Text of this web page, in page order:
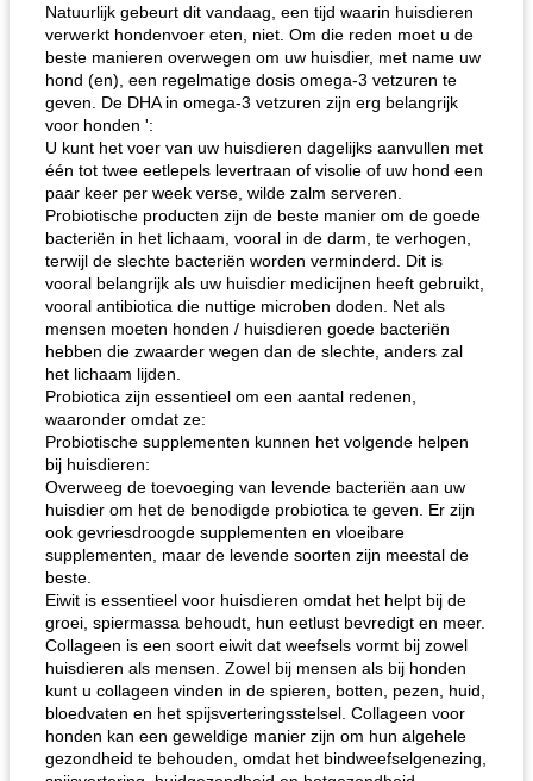
Natuurlijk gebeurt dit vandaag, een tijd waarin huisdieren
verwerkt hondenvoer eten, niet. Om die reden moet u de
beste manieren overwegen om uw huisdier, met name uw
hond (en), een regelmatige dosis omega-3 vetzuren te
geven. De DHA in omega-3 vetzuren zijn erg belangrijk
voor honden ':
U kunt het voer van uw huisdieren dagelijks aanvullen met
één tot twee eetlepels levertraan of visolie of uw hond een
paar keer per week verse, wilde zalm serveren.
Probiotische producten zijn de beste manier om de goede
bacteriën in het lichaam, vooral in de darm, te verhogen,
terwijl de slechte bacteriën worden verminderd. Dit is
vooral belangrijk als uw huisdier medicijnen heeft gebruikt,
vooral antibiotica die nuttige microben doden. Net als
mensen moeten honden / huisdieren goede bacteriën
hebben die zwaarder wegen dan de slechte, anders zal
het lichaam lijden.
Probiotica zijn essentieel om een ​​aantal redenen,
waaronder omdat ze:
Probiotische supplementen kunnen het volgende helpen
bij huisdieren:
Overweeg de toevoeging van levende bacteriën aan uw
huisdier om het de benodigde probiotica te geven. Er zijn
ook gevriesdroogde supplementen en vloeibare
supplementen, maar de levende soorten zijn meestal de
beste.
Eiwit is essentieel voor huisdieren omdat het helpt bij de
groei, spiermassa behoudt, hun eetlust bevredigt en meer.
Collageen is een soort eiwit dat weefsels vormt bij zowel
huisdieren als mensen. Zowel bij mensen als bij honden
kunt u collageen vinden in de spieren, botten, pezen, huid,
bloedvaten en het spijsverteringsstelsel. Collageen voor
honden kan een geweldige manier zijn om hun algehele
gezondheid te behouden, omdat het bindweefselgenezing,